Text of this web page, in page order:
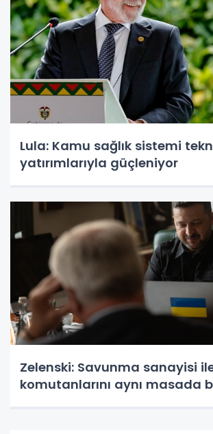
Lula: Kamu sağlık sistemi
yatırımlarıyla güçleniyor
Zelenski: Savunma sanayisi
komutanlarını aynı masada